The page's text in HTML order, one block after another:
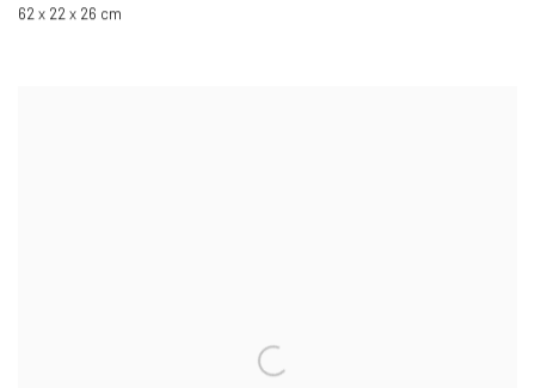
62 x 22 x 26 cm